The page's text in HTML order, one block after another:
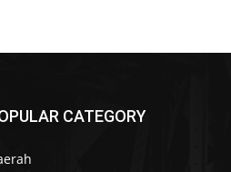
CATEGORY